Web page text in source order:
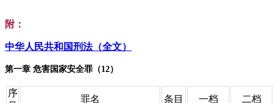
附：
中华人民共和国刑法（全文）
第一章 危害国家安全罪（12）
序
罪名 条目 一档 二档